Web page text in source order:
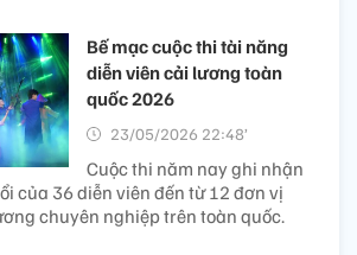
Bế mạc cuộc thi tài năng
diễn viên cải lương toàn
quốc 2026
23/05/2026 22:48’
Cuộc thi năm nay ghi nhận
của 36 diễn viên đến từ 12 đơn vị
chuyên nghiệp trên toàn quốc.